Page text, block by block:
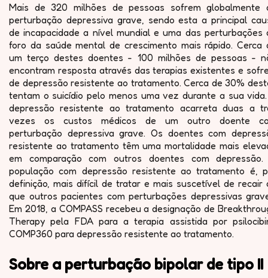
Mais de 320 milhões de pessoas sofrem globalmente
perturbação depressiva grave, sendo esta a principal
de incapacidade a nível mundial e uma das perturbações
foro da saúde mental de crescimento mais rápido. Cerca
um terço destes doentes - 100 milhões de pessoas -
encontram resposta através das terapias existentes e
de depressão resistente ao tratamento. Cerca de 30%
tentam o suicídio pelo menos uma vez durante a sua
depressão resistente ao tratamento acarreta duas a
vezes os custos médicos de um outro doente
perturbação depressiva grave. Os doentes com
resistente ao tratamento têm uma mortalidade mais
em comparação com outros doentes com
população com depressão resistente ao tratamento é,
definição, mais difícil de tratar e mais suscetível de recair
que outros pacientes com perturbações depressivas
Em 2018, a COMPASS recebeu a designação de
Therapy pela FDA para a terapia assistida por
COMP360 para depressão resistente ao tratamento.
Sobre a perturbação bipolar de tipo II